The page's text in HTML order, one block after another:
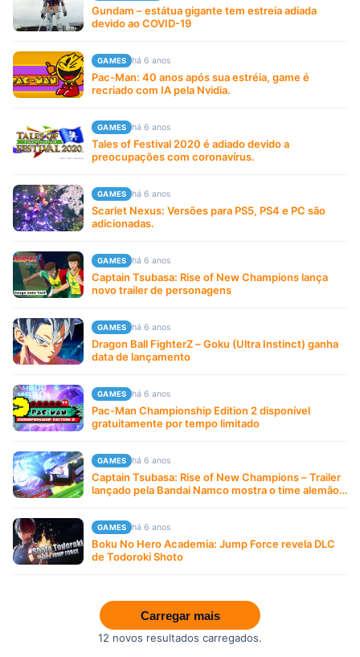
Gundam – estátua gigante tem estreia adiada
devido ao COVID-19
GAMES há 6 anos
Pac-Man: 40 anos após sua estréia, game é
recriado com IA pela Nvidia.
GAMES há 6 anos
Tales of Festival 2020 é adiado devido a
preocupações com coronavírus.
GAMES há 6 anos
Scarlet Nexus: Versões para PS5, PS4 e PC são
adicionadas.
GAMES há 6 anos
Captain Tsubasa: Rise of New Champions lança
novo trailer de personagens
GAMES há 6 anos
Dragon Ball FighterZ – Goku (Ultra Instinct) ganha
data de lançamento
GAMES há 6 anos
Pac-Man Championship Edition 2 disponível
gratuitamente por tempo limitado
GAMES há 6 anos
Captain Tsubasa: Rise of New Champions – Trailer
lançado pela Bandai Namco mostra o time alemão
GAMES há 6 anos
Boku No Hero Academia: Jump Force revela DLC
de Todoroki Shoto
Carregar mais
12 novos resultados carregados.